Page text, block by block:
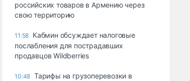
российских товаров в Армению через
свою территорию
11:58 Кабмин обсуждает налоговые
послабления для пострадавших
продавцов Wildberries
10:48 Тарифы на грузоперевозки в